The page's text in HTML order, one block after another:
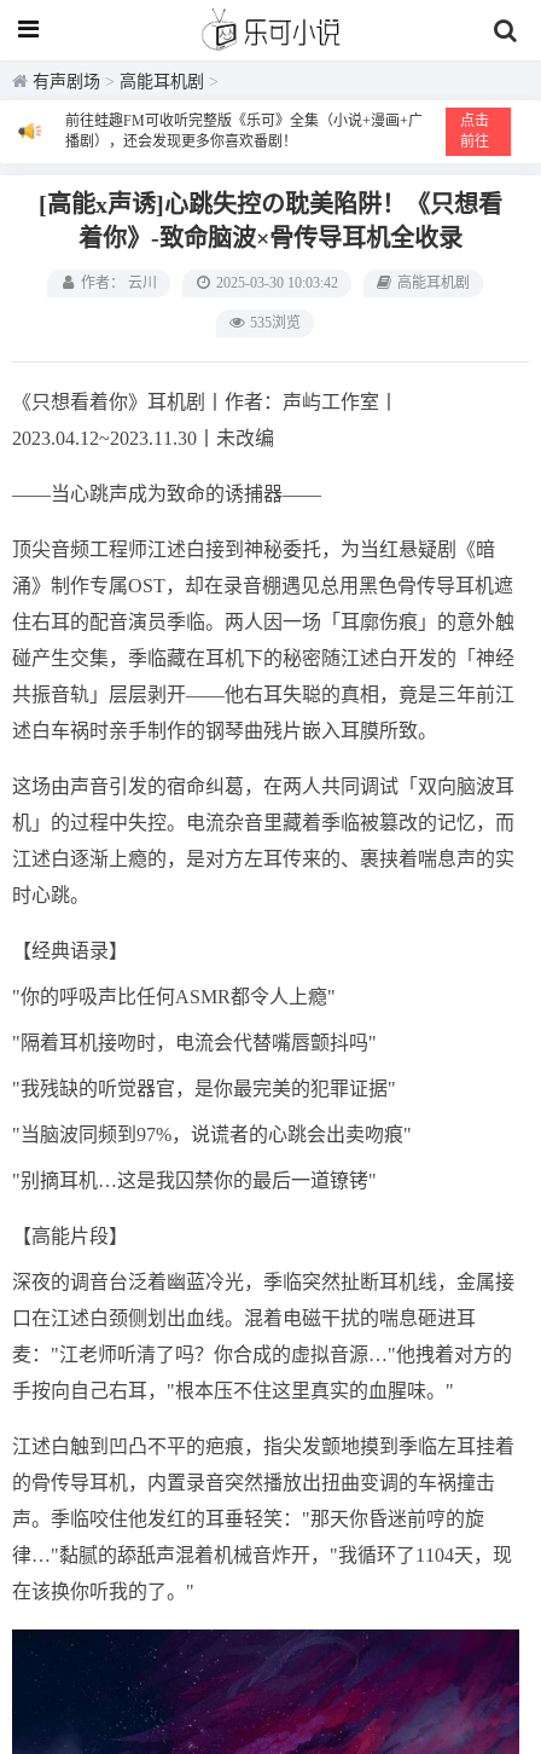
有声剧场 > 高能耳机剧 >
前往蛙趣FM可收听完整版《乐可》全集（小说+漫画+广
播剧），还会发现更多你喜欢番剧！
点击
前往
[高能x声诱]心跳失控の耽美陷阱！《只想看
着你》-致命脑波×骨传导耳机全收录
作者： 云川 2025-03-30 10:03:42 高能耳机剧
535浏览
《只想看着你》耳机剧丨作者：声屿工作室丨
2023.04.12~2023.11.30丨未改编
——当心跳声成为致命的诱捕器——
顶尖音频工程师江述白接到神秘委托，为当红悬疑剧《暗
涌》制作专属OST，却在录音棚遇见总用黑色骨传导耳机遮
住右耳的配音演员季临。两人因一场「耳廓伤痕」的意外触
碰产生交集，季临藏在耳机下的秘密随江述白开发的「神经
共振音轨」层层剥开——他右耳失聪的真相，竟是三年前江
述白车祸时亲手制作的钢琴曲残片嵌入耳膜所致。
这场由声音引发的宿命纠葛，在两人共同调试「双向脑波耳
机」的过程中失控。电流杂音里藏着季临被篡改的记忆，而
江述白逐渐上瘾的，是对方左耳传来的、裹挟着喘息声的实
时心跳。
【经典语录】
"你的呼吸声比任何ASMR都令人上瘾"
"隔着耳机接吻时，电流会代替嘴唇颤抖吗"
"我残缺的听觉器官，是你最完美的犯罪证据"
"当脑波同频到97%，说谎者的心跳会出卖吻痕"
"别摘耳机…这是我囚禁你的最后一道镣铐"
【高能片段】
深夜的调音台泛着幽蓝冷光，季临突然扯断耳机线，金属接
口在江述白颈侧划出血线。混着电磁干扰的喘息砸进耳
麦："江老师听清了吗？你合成的虚拟音源…"他拽着对方的
手按向自己右耳，"根本压不住这里真实的血腥味。"
江述白触到凹凸不平的疤痕，指尖发颤地摸到季临左耳挂着
的骨传导耳机，内置录音突然播放出扭曲变调的车祸撞击
声。季临咬住他发红的耳垂轻笑："那天你昏迷前哼的旋
律…"黏腻的舔舐声混着机械音炸开，"我循环了1104天，现
在该换你听我的了。"